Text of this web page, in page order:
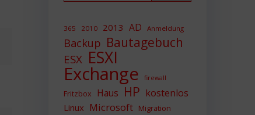
365 2010 2013 AD Anmeldung
Backup Bautagebuch
ESX ESXI
Exchange firewall
Fritzbox Haus HP kostenlos
Linux Microsoft Migration